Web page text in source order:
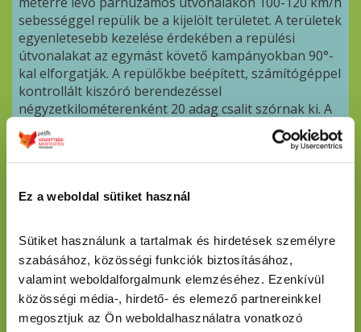
Ez a weboldal sütiket használ
Sütiket használunk a tartalmak és hirdetések személyre
szabásához, közösségi funkciók biztosításához,
valamint weboldalforgalmunk elemzéséhez. Ezenkívül
közösségi média-, hirdető- és elemező partnereinkkel
megosztjuk az Ön weboldalhasználatra vonatkozó
sebességgel repülik be a kijelölt területet. A területek
egyenletesebb kezelése érdekében a repülési
útvonalakat az egymást követő kampányokban 90°-
kal elforgatják. A repülőkbe beépített, számítógéppel
kontrollált kiszóró berendezéssel
négyzetkilométerenként 20 adag csalit szórnak ki. A
repülőgépek mindegyikében a navigációt segítő
berendezések mellett a repülési útvonalakat és a
csalik kiszórásának helyét rögzítő, valamint a kijelölt
számítógép is található.
(például gáztározók légterében), kézzel végzik a
csalik kihelyezését a rókák élőhelyein. Ezt a munkát
Magyarországon vadbiológusok végzik. A kézzel
kihelyezett vakcinák mennyisége egy-egy
kampányban elenyésző a repülőgépes kiszóráshoz